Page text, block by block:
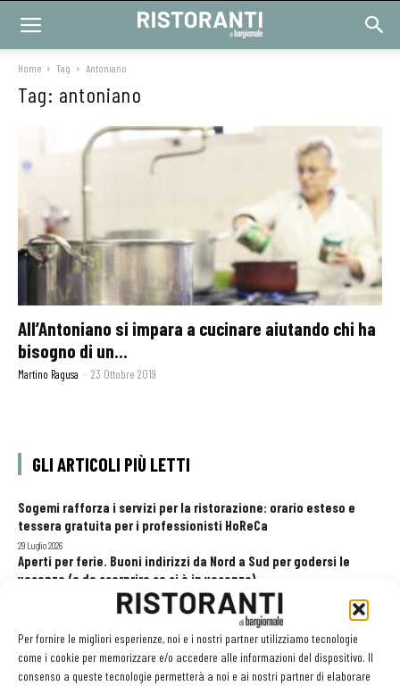
Per fornire le migliori esperienze, noi e i nostri partner utilizziamo tecnologie
come i cookie per memorizzare e/o accedere alle informazioni del dispositivo. Il
consenso a queste tecnologie permetterà a noi e ai nostri partner di elaborare
Home Tag Antoniano
Tag: antoniano
All’Antoniano si impara a cucinare aiutando chi ha
bisogno di un...
Martino Ragusa - 23 Ottobre 2019
GLI ARTICOLI PIÙ LETTI
Sogemi rafforza i servizi per la ristorazione: orario esteso e
tessera gratuita per i professionisti HoReCa
29 Luglio 2026
Aperti per ferie. Buoni indirizzi da Nord a Sud per godersi le
vacanze (o da scorprire se si è in vacanza)
Pos, compagni di gestione. Le ultime soluzioni delle aziende
8 Luglio 2026